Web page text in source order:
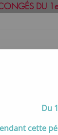
CONGÉS DU
Cuisson
Du
cette